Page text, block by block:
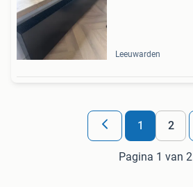
Leeuwarden
1 2
Pagina 1 van 2